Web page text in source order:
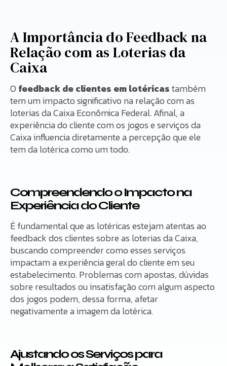
A Importância do Feedback na
Relação com as Loterias da
Caixa
O feedback de clientes em lotéricastambém
tem um impacto significativo na relação com as
loterias da Caixa Econômica Federal. Afinal, a
experiência do cliente com os jogos e serviços da
Caixa influencia diretamente a percepção que ele
tem da lotérica como um todo.
Compreendendo o Impacto na
Experiência do Cliente
É fundamental que as lotéricas estejam atentas ao
feedback dos clientes sobre as loterias da Caixa,
buscando compreender como esses serviços
impactam a experiência geral do cliente em seu
estabelecimento. Problemas com apostas, dúvidas
sobre resultados ou insatisfação com algum aspecto
dos jogos podem, dessa forma, afetar
negativamente a imagem da lotérica.
Ajustando os Serviços para